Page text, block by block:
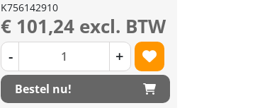
K756142910
€ 101,24 excl. BTW
- +
Bestel nu!